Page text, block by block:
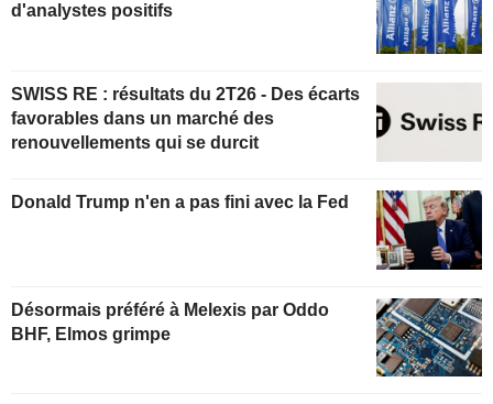
d'analystes positifs
SWISS RE : résultats du 2T26 - Des écarts
favorables dans un marché des
renouvellements qui se durcit
Donald Trump n'en a pas fini avec la Fed
Désormais préféré à Melexis par Oddo
BHF, Elmos grimpe